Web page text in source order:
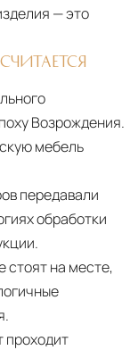
— это
Возрождения.
мебель
передавали
обработки
стоят на месте,
проходит